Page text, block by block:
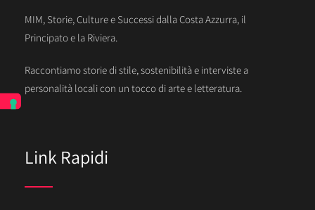
MIM, Storie, Culture e Successi dalla Costa Azzurra, il
Principato e la Riviera.
Raccontiamo storie di stile, sostenibilità e interviste a
personalità locali con un tocco di arte e letteratura.
Link Rapidi